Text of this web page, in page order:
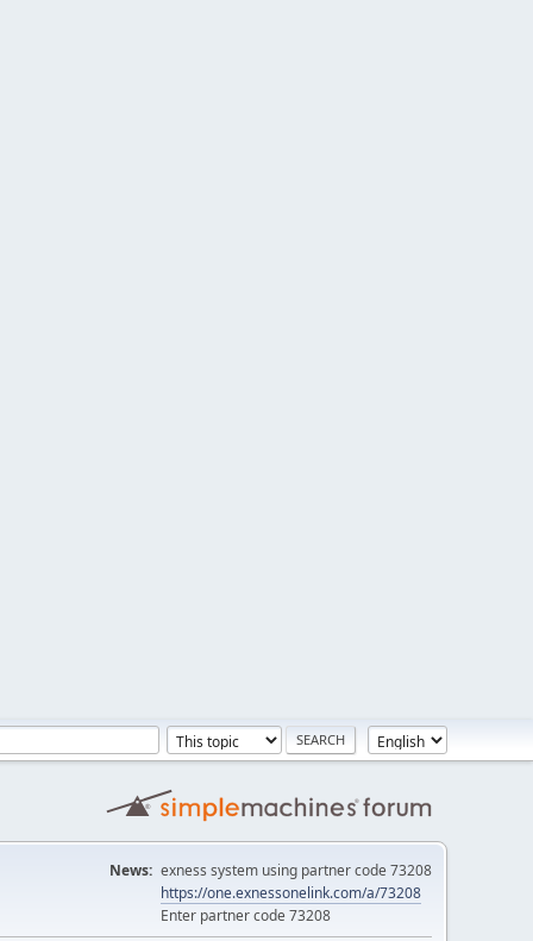
News: exness system using partner code 73208
https://one.exnessonelink.com/a/73208
Enter partner code 73208